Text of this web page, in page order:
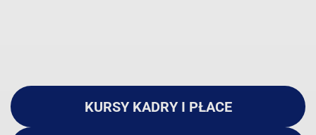
KURSY KADRY I PŁACE